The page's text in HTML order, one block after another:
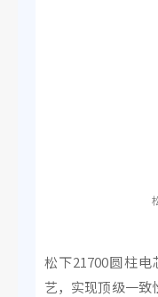
松下21700圆柱
艺，实现顶级一致